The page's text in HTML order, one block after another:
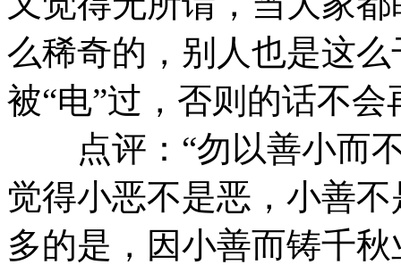
么稀奇的，别人也是这
被“电”过，否则的话不会
点评：“勿以善小而不
觉得小恶不是恶，小善
多的是，因小善而铸千